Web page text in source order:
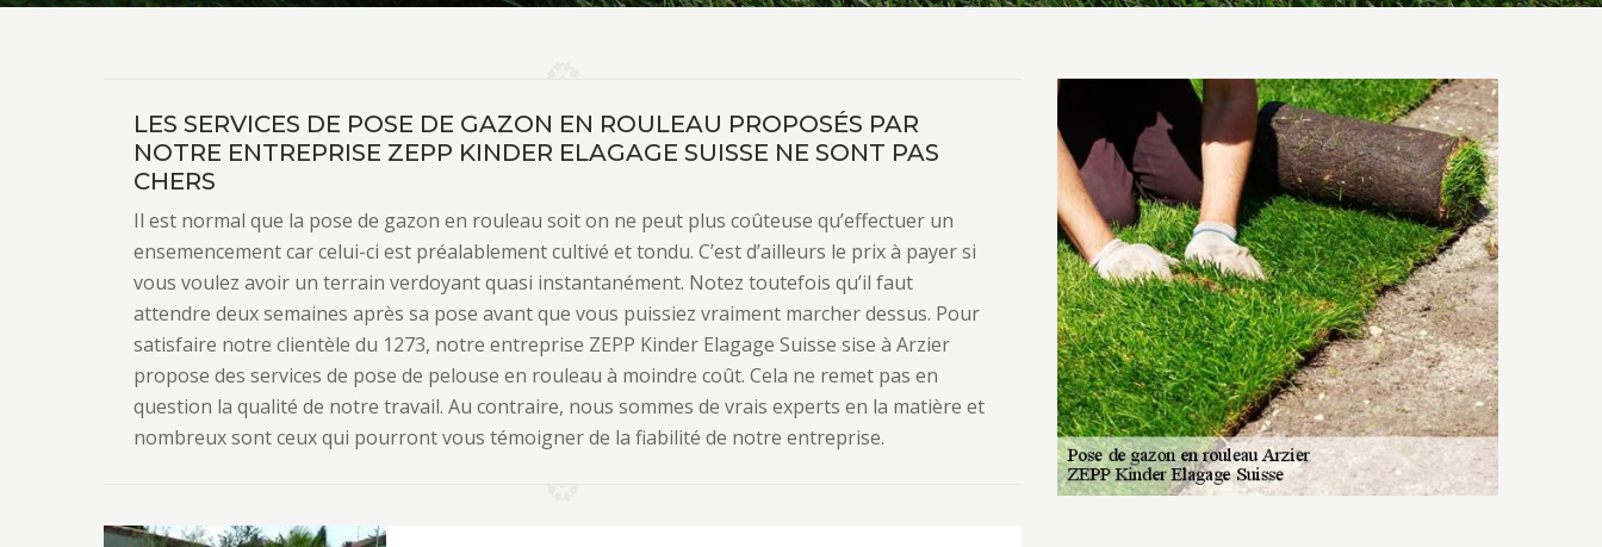
LES SERVICES DE POSE DE GAZON EN ROULEAU PROPOSÉS PAR
NOTRE ENTREPRISE ZEPP KINDER ELAGAGE SUISSE NE SONT PAS
CHERS
Il est normal que la pose de gazon en rouleau soit on ne peut plus coûteuse qu’effectuer un
ensemencement car celui-ci est préalablement cultivé et tondu. C’est d’ailleurs le prix à payer si
vous voulez avoir un terrain verdoyant quasi instantanément. Notez toutefois qu’il faut
attendre deux semaines après sa pose avant que vous puissiez vraiment marcher dessus. Pour
satisfaire notre clientèle du 1273, notre entreprise ZEPP Kinder Elagage Suisse sise à Arzier
propose des services de pose de pelouse en rouleau à moindre coût. Cela ne remet pas en
question la qualité de notre travail. Au contraire, nous sommes de vrais experts en la matière et
nombreux sont ceux qui pourront vous témoigner de la fiabilité de notre entreprise.